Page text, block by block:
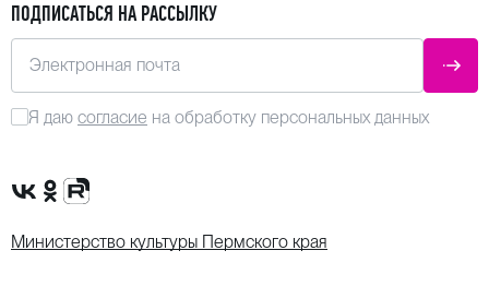
ПОДПИСАТЬСЯ НА РАССЫЛКУ
Электронная почта
Я даю согласие на обработку персональных данных
Сообщество VK
Группа в одноклассниках
Канал Rutube
Министерство культуры Пермского края